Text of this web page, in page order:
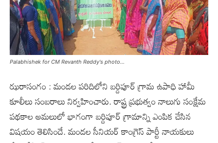
Palabhishek for CM Revanth Reddy's photo...
ఝరాసంగం : మండల పరిదిలోని బర్దిపూర్ గ్రామ ఉపాధి హామీ
కూలీలు సంబరాలు నిర్వహించారు. రాష్ట్ర ప్రభుత్వం నాలుగు సంక్షేమ
పథకాల అమలులో భాగంగా బర్దిపూర్ గ్రామాన్ని ఎంపిక చేసిన
విషయం తెలిసిందే. మండల సీనియర్ కాంగ్రెస్ పార్టీ నాయకులు